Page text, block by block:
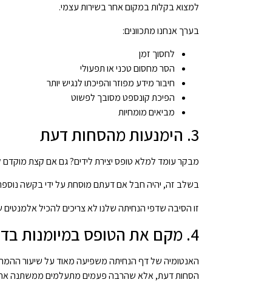
למצוא בקלות במקום אחר בשירות עצמי.
בערך אנחנו מתכוונים:
לחסוך זמן
הסר מחסום טכני או תפעולי
חיבור מידע מפוזר והפיכתו לנגיש יותר
הפיכת קונספט מסובך לפשוט
מביאים מומחיות
3. הימנעות מהסחות דעת
מבקר עומד למלא טופס יצירת לידים? גם אם קצת
בשלב זה, יהיה חבל אם דעתם מוסחת על ידי בקשה נוספת
זו הסיבה שדפי הנחיתה שלנו לא צריכים להכיל
4. מקם את הטופס במיומנות בדף הנחיתה
האנטומיה של דף הנחיתה משפיעה מאוד על שיעור
הסחות דעת, אלא שהרבה פעמים מתעלמים ממשתנה